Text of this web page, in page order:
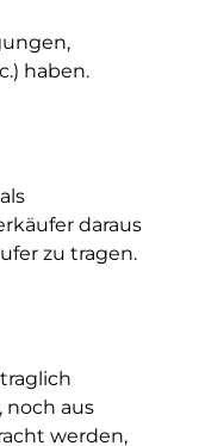
haben.
daraus
zu tragen.
noch aus
werden,